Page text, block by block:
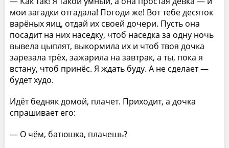
мои загадки отгадала! Погоди же! Вот тебе десяток
варёных яиц, отдай их своей дочери. Пусть она
посадит на них наседку, чтоб наседка за одну ночь
вывела цыплят, выкормила их и чтоб твоя дочка
зарезала трёх, зажарила на завтрак, а ты, пока я
встану, чтоб принёс. Я ждать буду. А не сделает —
будет худо.
Идёт бедняк домой, плачет. Приходит, а дочка
спрашивает его:
— О чём, батюшка, плачешь?